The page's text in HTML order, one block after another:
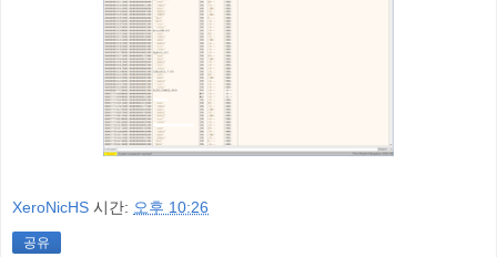
XeroNicHS 시간: 오후 10:26
공유